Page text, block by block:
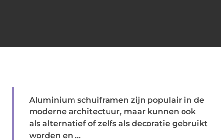
Aluminium schuiframen zijn populair in de
moderne architectuur, maar kunnen ook
als alternatief of zelfs als decoratie gebruikt
worden en ...